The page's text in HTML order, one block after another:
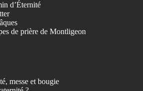
d’Éternité
de prière de Montligeon
messe et bougie